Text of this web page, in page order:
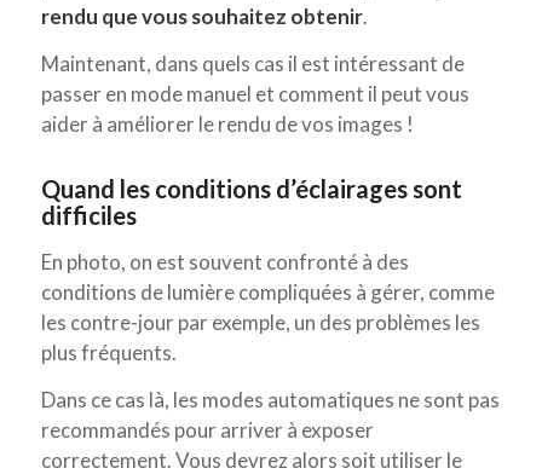
rendu que vous souhaitez obtenir.
Maintenant, dans quels cas il est intéressant de
passer en mode manuel et comment il peut vous
aider à améliorer le rendu de vos images !
Quand les conditions d’éclairages sont
difficiles
En photo, on est souvent confronté à des
conditions de lumière compliquées à gérer, comme
les contre-jour par exemple, un des problèmes les
plus fréquents.
Dans ce cas là, les modes automatiques ne sont pas
recommandés pour arriver à exposer
correctement. Vous devrez alors soit utiliser le